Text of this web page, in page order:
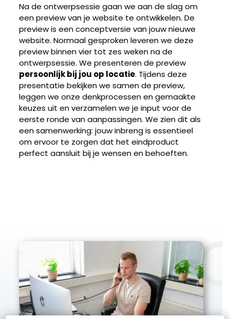
Na de ontwerpsessie gaan we aan de slag om
een preview van je website te ontwikkelen. De
preview is een conceptversie van jouw nieuwe
website. Normaal gesproken leveren we deze
preview binnen vier tot zes weken na de
ontwerpsessie. We presenteren de preview
persoonlijk bij jou op locatie. Tijdens deze
presentatie bekijken we samen de preview,
leggen we onze denkprocessen en gemaakte
keuzes uit en verzamelen we je input voor de
eerste ronde van aanpassingen. We zien dit als
een samenwerking: jouw inbreng is essentieel
om ervoor te zorgen dat het eindproduct
perfect aansluit bij je wensen en behoeften.